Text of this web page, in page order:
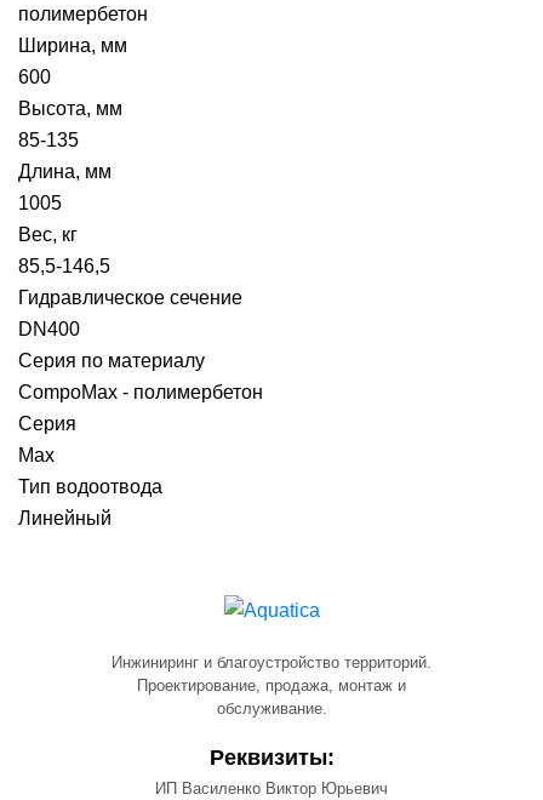
полимербетон
Ширина, мм
600
Высота, мм
85-135
Длина, мм
1005
Вес, кг
85,5-146,5
Гидравлическое сечение
DN400
Серия по материалу
CompoMax - полимербетон
Серия
Max
Тип водоотвода
Линейный
Инжиниринг и благоустройство территорий.
Проектирование, продажа, монтаж и
обслуживание.
Реквизиты:
ИП Василенко Виктор Юрьевич